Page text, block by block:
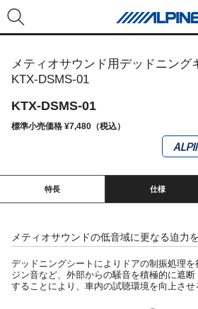
メティオサウンド用デッドニング
KTX-DSMS-01
KTX-DSMS-01
標準小売価格 ¥7,480（税込）
特長 仕様
メティオサウンドの低音域に更なる迫力を
デッドニングシートによりドアの制振処理
ジン音など、外部からの騒音を積極的に遮断
することにより、車内の試聴環境を向上させ